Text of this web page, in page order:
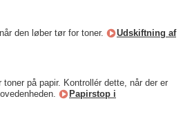
den løber tør for toner.
Udskiftning af
toner på papir. Kontrollér dette, når der er
Papirstop i